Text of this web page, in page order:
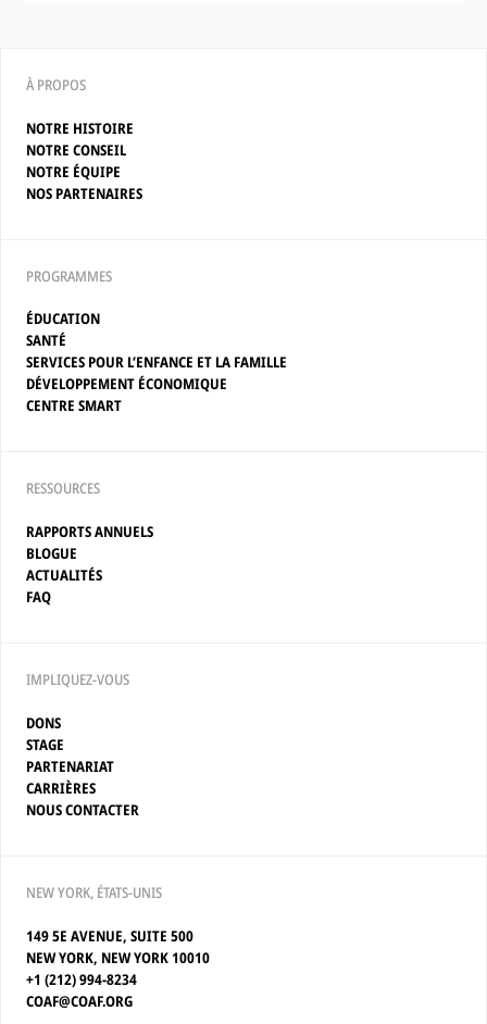
À PROPOS
NOTRE HISTOIRE
NOTRE CONSEIL
NOTRE ÉQUIPE
NOS PARTENAIRES
PROGRAMMES
ÉDUCATION
SANTÉ
SERVICES POUR L’ENFANCE ET LA FAMILLE
DÉVELOPPEMENT ÉCONOMIQUE
CENTRE SMART
RESSOURCES
RAPPORTS ANNUELS
BLOGUE
ACTUALITÉS
FAQ
IMPLIQUEZ-VOUS
DONS
STAGE
PARTENARIAT
CARRIÈRES
NOUS CONTACTER
NEW YORK, ÉTATS-UNIS
149 5E AVENUE, SUITE 500
NEW YORK, NEW YORK 10010
+1 (212) 994-8234
COAF@COAF.ORG